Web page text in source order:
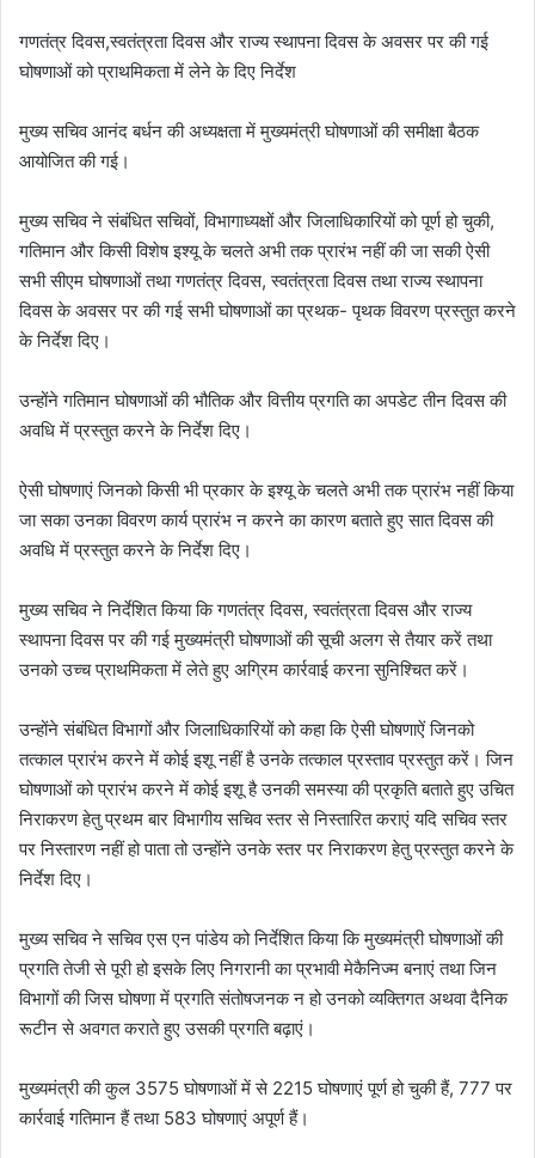
गणतंत्र दिवस,स्वतंत्रता दिवस और राज्य स्थापना दिवस के अवसर पर की गई
घोषणाओं को प्राथमिकता में लेने के दिए निर्देश
मुख्य सचिव आनंद बर्धन की अध्यक्षता में मुख्यमंत्री घोषणाओं की समीक्षा बैठक
आयोजित की गई।
मुख्य सचिव ने संबंधित सचिवों, विभागाध्यक्षों और जिलाधिकारियों को पूर्ण हो चुकी,
गतिमान और किसी विशेष इश्यू के चलते अभी तक प्रारंभ नहीं की जा सकी ऐसी
सभी सीएम घोषणाओं तथा गणतंत्र दिवस, स्वतंत्रता दिवस तथा राज्य स्थापना
दिवस के अवसर पर की गई सभी घोषणाओं का प्रथक- पृथक विवरण प्रस्तुत करने
के निर्देश दिए।
उन्होंने गतिमान घोषणाओं की भौतिक और वित्तीय प्रगति का अपडेट तीन दिवस की
अवधि में प्रस्तुत करने के निर्देश दिए।
ऐसी घोषणाएं जिनको किसी भी प्रकार के इश्यू के चलते अभी तक प्रारंभ नहीं किया
जा सका उनका विवरण कार्य प्रारंभ न करने का कारण बताते हुए सात दिवस की
अवधि में प्रस्तुत करने के निर्देश दिए।
मुख्य सचिव ने निर्देशित किया कि गणतंत्र दिवस, स्वतंत्रता दिवस और राज्य
स्थापना दिवस पर की गई मुख्यमंत्री घोषणाओं की सूची अलग से तैयार करें तथा
उनको उच्च प्राथमिकता में लेते हुए अग्रिम कार्रवाई करना सुनिश्चित करें।
उन्होंने संबंधित विभागों और जिलाधिकारियों को कहा कि ऐसी घोषणाऐं जिनको
तत्काल प्रारंभ करने में कोई इशू नहीं है उनके तत्काल प्रस्ताव प्रस्तुत करें। जिन
घोषणाओं को प्रारंभ करने में कोई इशू है उनकी समस्या की प्रकृति बताते हुए उचित
निराकरण हेतु प्रथम बार विभागीय सचिव स्तर से निस्तारित कराएं यदि सचिव स्तर
पर निस्तारण नहीं हो पाता तो उन्होंने उनके स्तर पर निराकरण हेतु प्रस्तुत करने के
निर्देश दिए।
मुख्य सचिव ने सचिव एस एन पांडेय को निर्देशित किया कि मुख्यमंत्री घोषणाओं की
प्रगति तेजी से पूरी हो इसके लिए निगरानी का प्रभावी मेकैनिज्म बनाएं तथा जिन
विभागों की जिस घोषणा में प्रगति संतोषजनक न हो उनको व्यक्तिगत अथवा दैनिक
रूटीन से अवगत कराते हुए उसकी प्रगति बढ़ाएं।
मुख्यमंत्री की कुल 3575 घोषणाओं में से 2215 घोषणाएं पूर्ण हो चुकी हैं, 777 पर
कार्रवाई गतिमान हैं तथा 583 घोषणाएं अपूर्ण हैं।